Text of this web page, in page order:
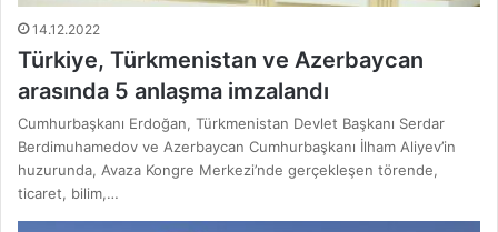
14.12.2022
Türkiye, Türkmenistan ve Azerbaycan
arasında 5 anlaşma imzalandı
Cumhurbaşkanı Erdoğan, Türkmenistan Devlet Başkanı Serdar
Berdimuhamedov ve Azerbaycan Cumhurbaşkanı İlham Aliyev’in
huzurunda, Avaza Kongre Merkezi’nde gerçekleşen törende,
ticaret, bilim,…